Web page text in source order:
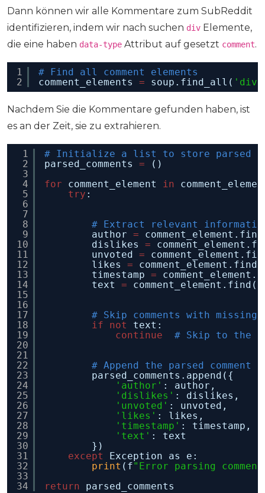
Dann können wir alle Kommentare zum SubReddit
identifizieren, indem wir nach suchen div Elemente,
die eine haben data-type Attribut auf gesetzt comment.
1
2
# Find all comment elements
comment_elements = soup.find_all( 'div'
Nachdem Sie die Kommentare gefunden haben, ist
es an der Zeit, sie zu extrahieren.
1
2
3
4
5
6
7
8
9
10
11
12
13
14
15
16
17
18
19
20
21
22
23
24
25
26
27
28
29
30
31
32
33
34
# Initialize a list to store parsed
parsed_comments =
()
for
comment_element in
try :
# Extract relevant
author =
dislikes =
unvoted =
likes = comment_element.find(
timestamp =
text = comment_element.find(
# Skip comments with
if
not
text:
continue
# Skip to the
# Append the parsed
parsed_comments.append({
'author' : author,
'dislikes' : dislikes,
'unvoted' : unvoted,
'likes' : likes,
'timestamp' : timestamp,
'text' : text
})
except
Exception as e:
print (f"Error parsing
return
parsed_comments